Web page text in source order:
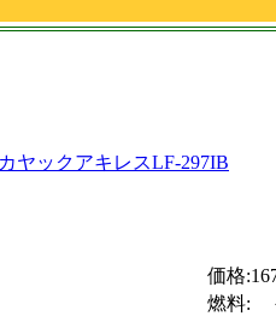
価格
燃料: